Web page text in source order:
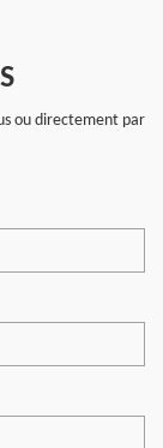
ou directement par